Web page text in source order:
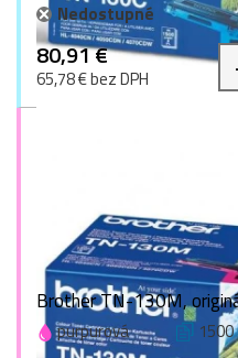
Nedostupné
80,91 €
65,78 € bez DPH
Brother TN-130M,
purpurová